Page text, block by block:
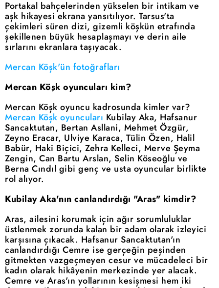
Portakal bahçelerinden yükselen bir intikam ve
aşk hikayesi ekrana yansıtılıyor. Tarsus'ta
çekimleri süren dizi, gizemli köşkün etrafında
şekillenen büyük hesaplaşmayı ve derin aile
sırlarını ekranlara taşıyacak.
Mercan Köşk'ün fotoğrafları
Mercan Köşk oyuncuları kim?
Mercan Köşk oyuncu kadrosunda kimler var?
Mercan Köşk oyuncuları Kubilay Aka, Hafsanur
Sancaktutan, Bertan Asllani, Mehmet Özgür,
Zeyno Eracar, Ulviye Karaca, Tülin Özen, Halil
Babür, Haki Biçici, Zehra Kelleci, Merve Şeyma
Zengin, Can Bartu Arslan, Selin Köseoğlu ve
Berna Cındıl gibi genç ve usta oyuncular birlikte
rol alıyor.
Kubilay Aka'nın canlandırdığı "Aras" kimdir?
Aras, ailesini korumak için ağır sorumluluklar
üstlenmek zorunda kalan bir adam olarak izleyici
karşısına çıkacak. Hafsanur Sancaktutan'ın
canlandırdığı Cemre ise gerçeğin peşinden
gitmekten vazgeçmeyen cesur ve mücadeleci bir
kadın olarak hikâyenin merkezinde yer alacak.
Cemre ve Aras'ın yollarının kesişmesi hem iki